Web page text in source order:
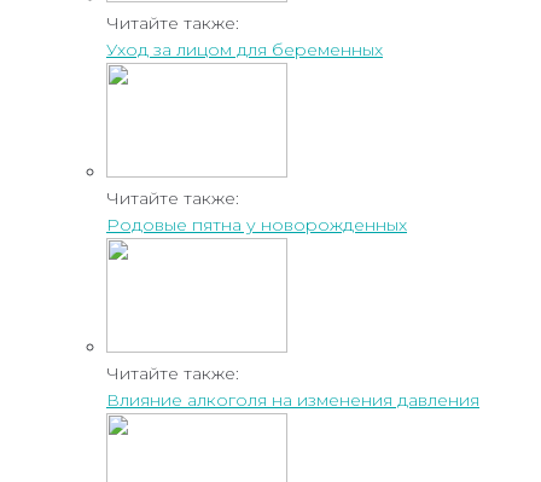
Читайте также:
Уход за лицом для беременных
Читайте также:
Родовые пятна у новорожденных
Читайте также:
Влияние алкоголя на изменения давления